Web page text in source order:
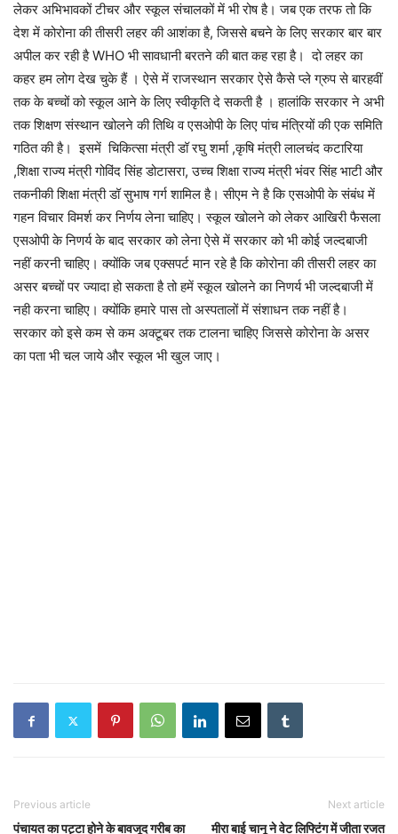
लेकर अभिभावकों टीचर और स्कूल संचालकों में भी रोष है। जब एक तरफ तो कि
देश में कोरोना की तीसरी लहर की आशंका है, जिससे बचने के लिए सरकार बार बार
अपील कर रही है WHO भी सावधानी बरतने की बात कह रहा है। दो लहर का
कहर हम लोग देख चुके हैं । ऐसे में राजस्थान सरकार ऐसे कैसे प्ले ग्रुप से बारहवीं
तक के बच्चों को स्कूल आने के लिए स्वीकृति दे सकती है । हालांकि सरकार ने अभी
तक शिक्षण संस्थान खोलने की तिथि व एसओपी के लिए पांच मंत्रियों की एक समिति
गठित की है। इसमें चिकित्सा मंत्री डॉ रघु शर्मा ,कृषि मंत्री लालचंद कटारिया
,शिक्षा राज्य मंत्री गोविंद सिंह डोटासरा, उच्च शिक्षा राज्य मंत्री भंवर सिंह भाटी और
तकनीकी शिक्षा मंत्री डॉ सुभाष गर्ग शामिल है। सीएम ने है कि एसओपी के संबंध में
गहन विचार विमर्श कर निर्णय लेना चाहिए। स्कूल खोलने को लेकर आखिरी फैसला
एसओपी के निणर्य के बाद सरकार को लेना ऐसे में सरकार को भी कोई जल्दबाजी
नहीं करनी चाहिए। क्योंकि जब एक्सपर्ट मान रहे है कि कोरोना की तीसरी लहर का
असर बच्चों पर ज्यादा हो सकता है तो हमें स्कूल खोलने का निणर्य भी जल्दबाजी में
नही करना चाहिए। क्योंकि हमारे पास तो अस्पतालों में संशाधन तक नहीं है।
सरकार को इसे कम से कम अक्टूबर तक टालना चाहिए जिससे कोरोना के असर
का पता भी चल जाये और स्कूल भी खुल जाए।
Previous article
पंचायत का पट्टा होने के बावजूद गरीब का
Next article
मीरा बाई चानू ने वेट लिफ्टिंग में जीता रजत